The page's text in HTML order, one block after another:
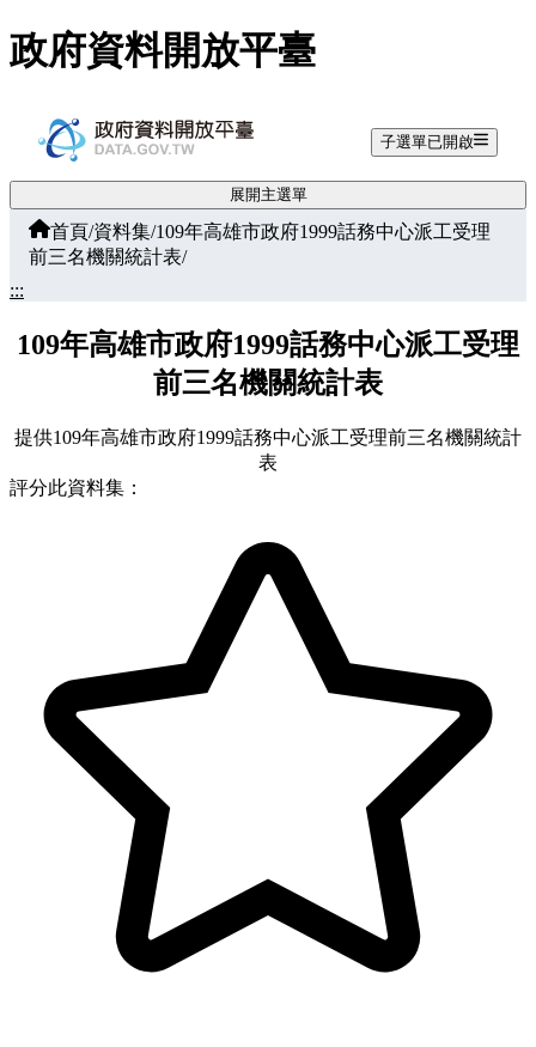
跳至主要內容
政府資料開放平臺
子選單已開啟
展開主選單
首頁/資料集/109年高雄市政府1999話務中心派工受理
前三名機關統計表/
:::
109年高雄市政府1999話務中心派工受理
前三名機關統計表
提供109年高雄市政府1999話務中心派工受理前三名機關統計
表
評分此資料集：